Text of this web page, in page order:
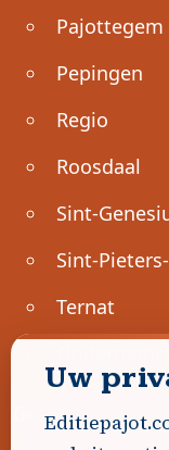
Pajottegem
Pepingen
Regio
Roosdaal
Sint-
Sint-
Ternat
Geen
Uw